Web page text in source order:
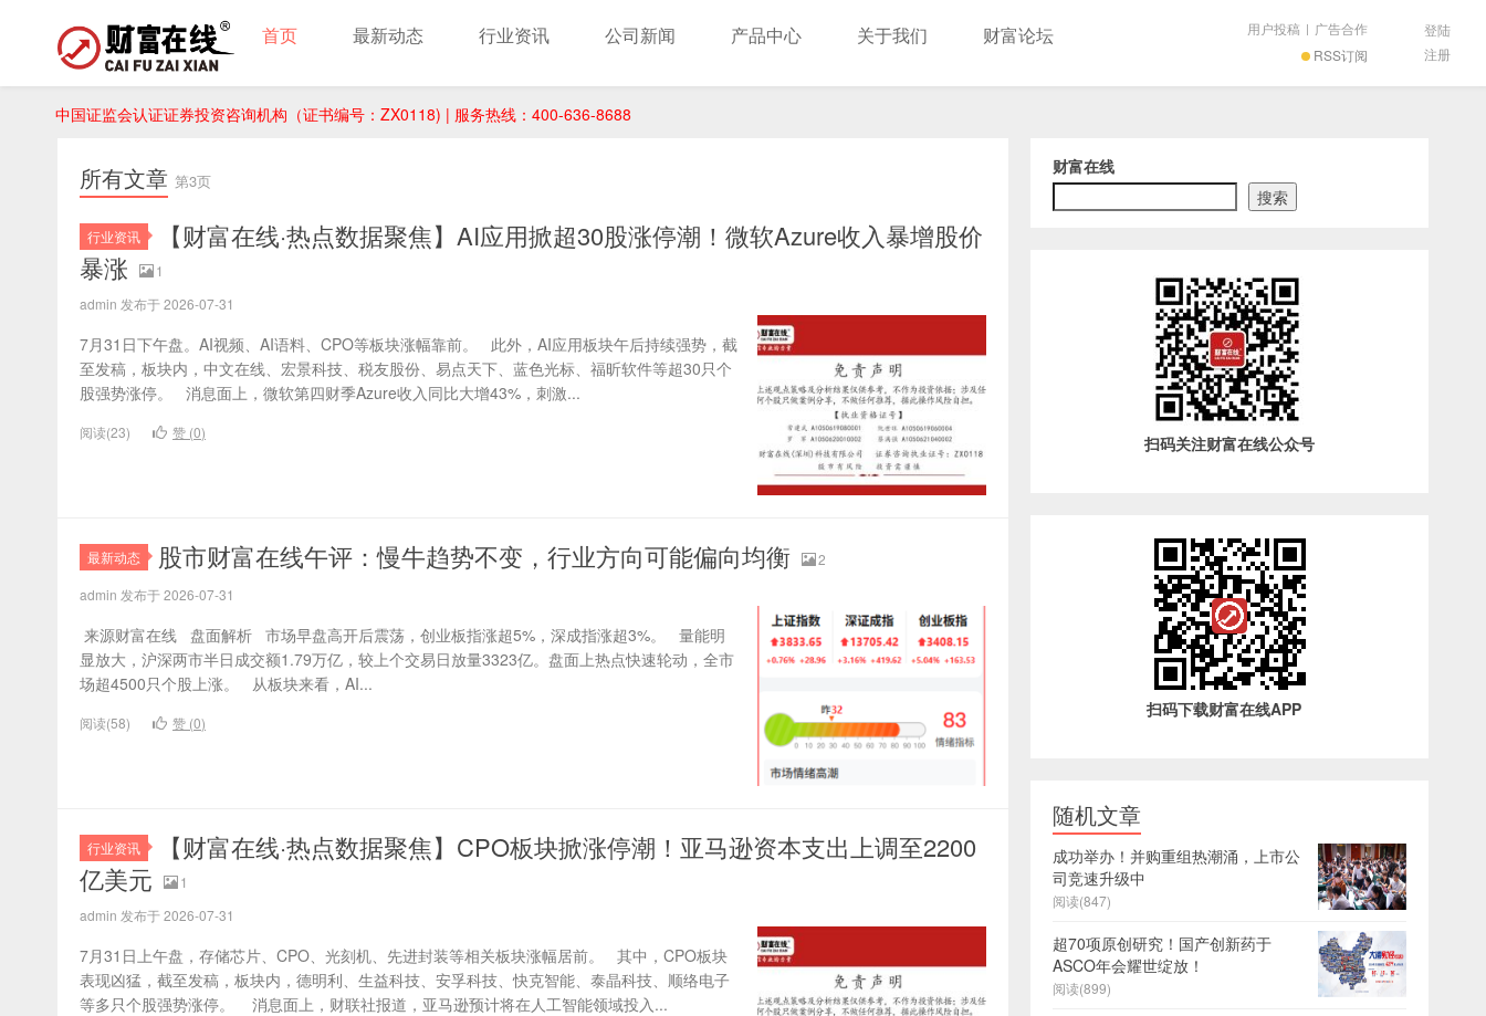
中国证监会认证证券投资咨询机构（证书编号：ZX0118) | 服务热线：400-636-8688
首页 最新动态 行业资讯 公司新闻 产品中心 关于我们 财富论坛
RSS订阅
用户投稿 | 广告合作
登陆
注册
所有文章 第3页
行业资讯
【财富在线·热点数据聚焦】AI应用掀超30股涨停潮！微软Azure收入暴增股价
暴涨
1
admin 发布于 2026-07-31
7月31日下午盘。AI视频、AI语料、CPO等板块涨幅靠前。 此外，AI应用板块午后持续强势，截
至发稿，板块内，中文在线、宏景科技、税友股份、易点天下、蓝色光标、福昕软件等超30只个
股强势涨停。 消息面上，微软第四财季Azure收入同比大增43%，刺激...
阅读(23) 赞 (0)
最新动态 股市财富在线午评：慢牛趋势不变，行业方向可能偏向均衡
2
admin 发布于 2026-07-31
​ 来源财富在线 盘面解析 市场早盘高开后震荡，创业板指涨超5%，深成指涨超3%。 量能明
显放大，沪深两市半日成交额1.79万亿，较上个交易日放量3323亿。盘面上热点快速轮动，全市
场超4500只个股上涨。 从板块来看，AI...
阅读(58) 赞 (0)
行业资讯
【财富在线·热点数据聚焦】CPO板块掀涨停潮！亚马逊资本支出上调至2200
亿美元
1
admin 发布于 2026-07-31
7月31日上午盘，存储芯片、CPO、光刻机、先进封装等相关板块涨幅居前。 其中，CPO板块
表现凶猛，截至发稿，板块内，德明利、生益科技、安孚科技、快克智能、泰晶科技、顺络电子
等多只个股强势涨停。 ​ 消息面上，财联社报道，亚马逊预计将在人工智能领域投入...
财富在线
搜索
扫码关注财富在线公众号
扫码下载财富在线APP
随机文章
成功举办！并购重组热潮涌，上市公
司竞速升级中
阅读(847)
超70项原创研究！国产创新药于
ASCO年会耀世绽放！
阅读(899)